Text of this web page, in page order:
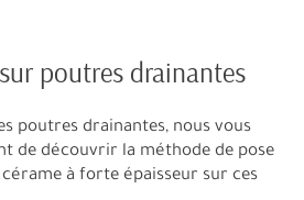
poutres drainantes
poutres drainantes, nous vous
de découvrir la méthode de pose
à forte épaisseur sur ces